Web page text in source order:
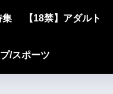
集 【18禁】アダルト
/スポーツ